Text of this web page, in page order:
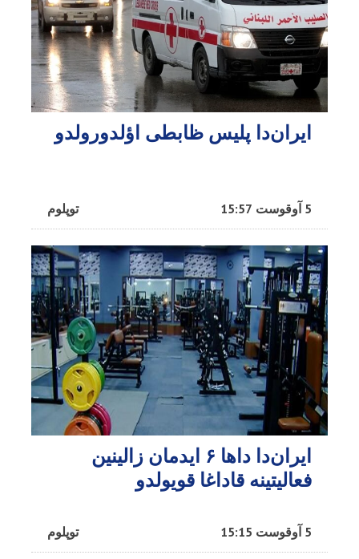
ایران‌دا پلیس ظابطی اؤلدورولدو
توپلوم 5 آوقوست 15:57
ایران‌دا داها ۶ ایدمان زالینین
فعالیتینه قاداغا قویولدو
توپلوم 5 آوقوست 15:15